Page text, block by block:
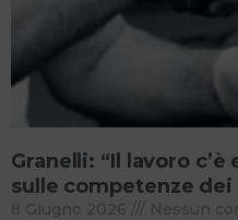
Granelli: “Il lavoro
sulle competenze
8 Giugno 2026 Nessun